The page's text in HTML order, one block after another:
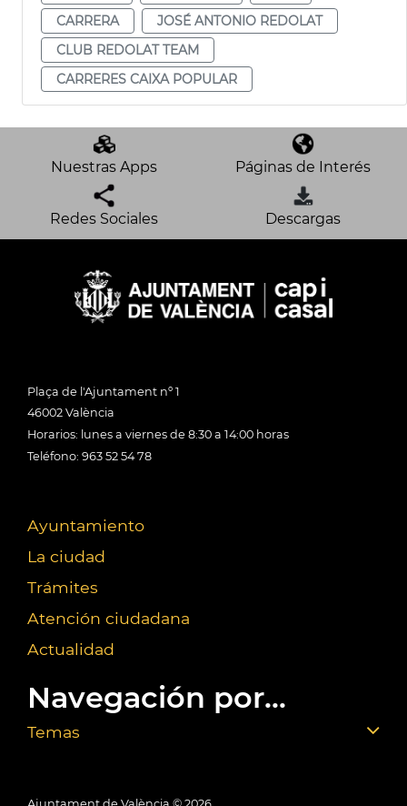
CARRERA
JOSÉ ANTONIO REDOLAT
CLUB REDOLAT TEAM
CARRERES CAIXA POPULAR
Nuestras Apps Páginas de Interés
Redes Sociales Descargas
Plaça de l'Ajuntament nº 1
46002 València
Horarios: lunes a viernes de 8:30 a 14:00 horas
Teléfono: 963 52 54 78
Ayuntamiento
La ciudad
Trámites
Atención ciudadana
Actualidad
Navegación por...
Temas